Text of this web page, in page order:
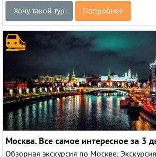
Хочу такой тур Подробнее
Москва. Все самое интересное за 3
Обзорная экскурсия по Москве;